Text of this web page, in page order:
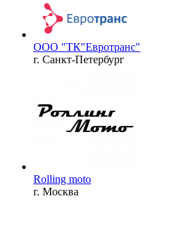
ООО "ТК"Евротранс"
г. Санкт-Петербург
Rolling moto
г. Москва